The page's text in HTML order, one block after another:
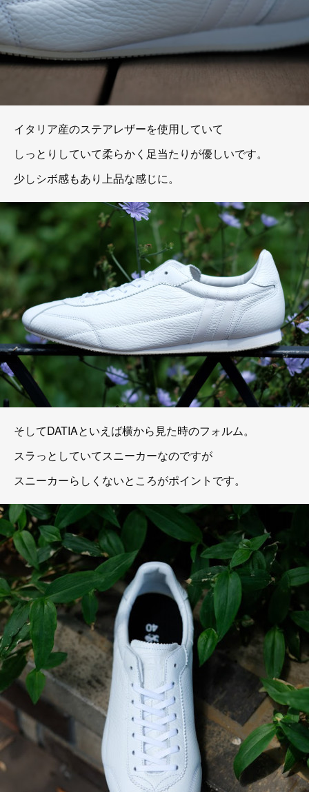
イタリア産のステアレザーを使用していて
しっとりしていて柔らかく足当たりが優しいです。
少しシボ感もあり上品な感じに。
そしてDATIAといえば横から見た時のフォルム。
スラっとしていてスニーカーなのですが
スニーカーらしくないところがポイントです。